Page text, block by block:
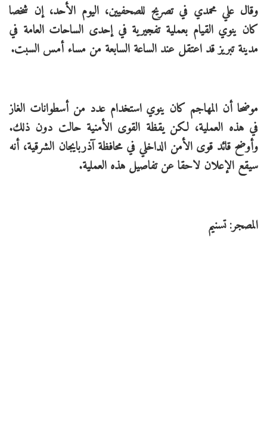
وقال علي محمدي في تصريح للصحفيين، اليوم الأحد، إن شخصا
كان ينوي القيام بعملية تفجيرية في إحدى الساحات العامة في
مدينة تبريز قد اعتقل عند الساعة السابعة من مساء أمس السبت.
موضحا أن المهاجم كان ينوي استخدام عدد من أسطوانات الغاز
في هذه العملية، لكن يقظة القوى الأمنية حالت دون ذلك.
وأوضح قائد قوى الأمن الداخلي في محافظة آذربايجان الشرقية، أنه
سيقع الإعلان لاحقا عن تفاصيل هذه العملية.
المصجر: تسنيم